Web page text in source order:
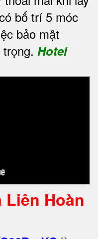
bố trí 5 móc
bảo mật
Hotel
Liên Hoàn